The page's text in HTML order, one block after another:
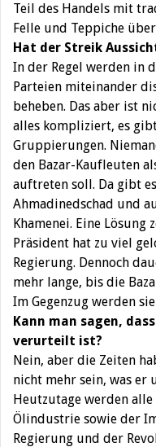
Teil des Handels mit
Felle und Teppiche
Hat der Streik
In der Regel werden in
Parteien miteinander
beheben. Das aber ist
alles kompliziert, es
Gruppierungen.
den Bazar-Kaufleuten
auftreten soll. Da gibt
Ahmadinedschad und
Khamenei. Eine Lösung
Präsident hat zu viel
Regierung. Dennoch
mehr lange, bis die
Im Gegenzug werden
Kann man sagen,
verurteilt ist?
Nein, aber die Zeiten
nicht mehr sein, was er
Heutzutage werden
Ölindustrie sowie der
Regierung und der